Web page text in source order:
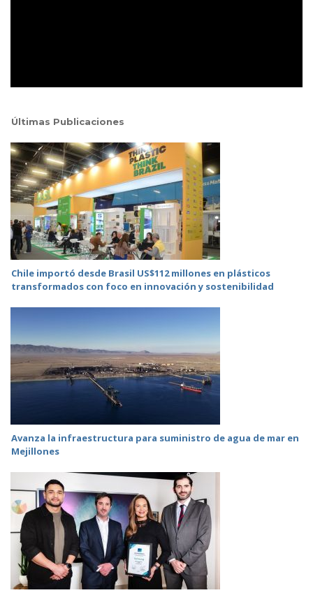
Últimas Publicaciones
Chile importó desde Brasil US$112 millones en plásticos
transformados con foco en innovación y sostenibilidad
Avanza la infraestructura para suministro de agua de mar en
Mejillones